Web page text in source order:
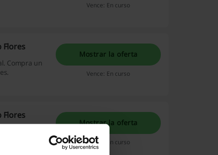
Vence: En curso
Flores
Compra un
Mostrar la oferta
Vence: En curso
Flores
Mostrar la oferta
Vence: En curso